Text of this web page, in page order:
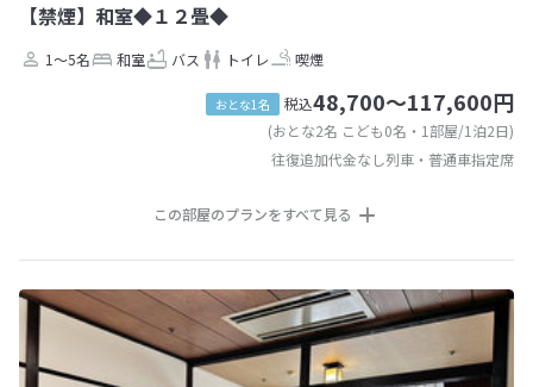
【禁煙】和室◆１２畳◆
1～5名 和室 バス トイレ 喫煙
おとな1名 税込48,700～117,600円
(おとな2名 こども0名・1部屋/1泊2日)
往復追加代金なし列車・普通車指定席
この部屋のプランをすべて見る